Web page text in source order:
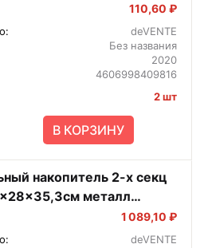
110,60 ₽
deVENTE
Без названия
2020
4606998409816
2 шт
В КОРЗИНУ
накопитель 2-х секц
металл
1 089,10 ₽
deVENTE